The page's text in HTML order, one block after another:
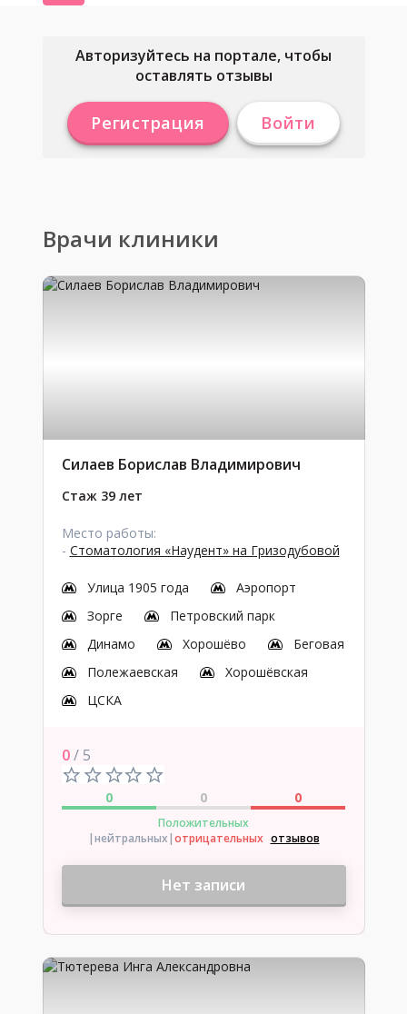
Авторизуйтесь на портале, чтобы
оставлять отзывы
Регистрация Войти
Врачи клиники
Силаев Борислав Владимирович
Стаж 39 лет
Место работы:
- Стоматология «Наудент» на Гризодубовой
Улица 1905 года
Аэропорт
Зорге
Петровский парк
Динамо
Хорошёво
Беговая
Полежаевская
Хорошёвская
ЦСКА
0/ 5
0 0 0
Положительных
|нейтральных|отрицательных отзывов
Нет записи